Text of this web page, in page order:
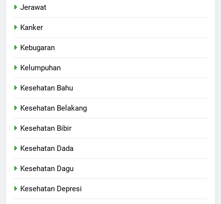
Jerawat
Kanker
Kebugaran
Kelumpuhan
Kesehatan Bahu
Kesehatan Belakang
Kesehatan Bibir
Kesehatan Dada
Kesehatan Dagu
Kesehatan Depresi